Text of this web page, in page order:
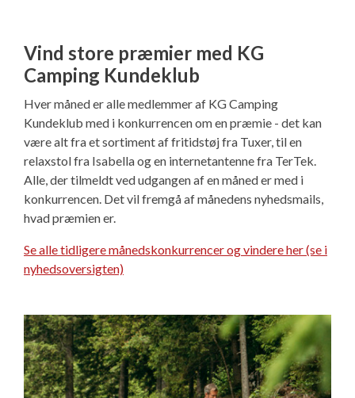
Vind store præmier med KG
Camping Kundeklub
Hver måned er alle medlemmer af KG Camping
Kundeklub med i konkurrencen om en præmie - det kan
være alt fra et sortiment af fritidstøj fra Tuxer, til en
relaxstol fra Isabella og en internetantenne fra TerTek.
Alle, der tilmeldt ved udgangen af en måned er med i
konkurrencen. Det vil fremgå af månedens nyhedsmails,
hvad præmien er.
Se alle tidligere månedskonkurrencer og vindere her (se i
nyhedsoversigten)